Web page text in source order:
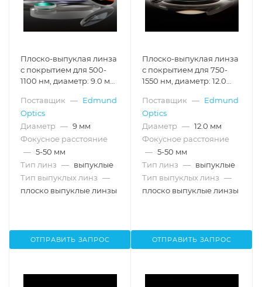
Плоско-выпуклая линза
с покрытием для 500-
1100 нм, диаметр: 9.0 мм,
9.0 мм
Поставщик — Edmund
Optics
Диаметр — 9 мм
Фокусное расстояние
— 5-50 мм
Тип линз — выпуклые
Тип выпуклых линз —
плоско выпуклые линзы
ОТПРАВИТЬ ЗАПРОС
Плоско-выпуклая линза
с покрытием для 750-
1550 нм, диаметр: 12.0
расстояние: 36.0 мм
Поставщик — Edmund
Optics
Диаметр — 12.0 мм
Фокусное расстояние
— 5-50 мм
Тип линз — выпуклые
Тип выпуклых линз —
плоско выпуклые линзы
ОТПРАВИТЬ ЗАПРОС